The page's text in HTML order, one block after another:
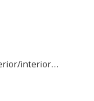
Camara de seguridad exterior/interior HD bullet B1A11P